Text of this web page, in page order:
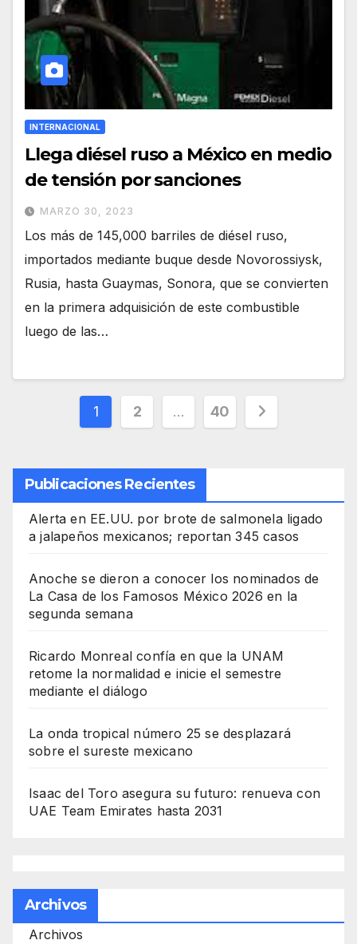
INTERNACIONAL
Llega diésel ruso a México en medio
de tensión por sanciones
MARZO 30, 2023
Los más de 145,000 barriles de diésel ruso,
importados mediante buque desde Novorossiysk,
Rusia, hasta Guaymas, Sonora, que se convierten
en la primera adquisición de este combustible
luego de las…
Paginación
entradas
1 2 … 40
Publicaciones Recientes
Alerta en EE.UU. por brote de salmonela ligado
a jalapeños mexicanos; reportan 345 casos
Anoche se dieron a conocer los nominados de
La Casa de los Famosos México 2026 en la
segunda semana
Ricardo Monreal confía en que la UNAM
retome la normalidad e inicie el semestre
mediante el diálogo
La onda tropical número 25 se desplazará
sobre el sureste mexicano
Isaac del Toro asegura su futuro: renueva con
UAE Team Emirates hasta 2031
Archivos
Archivos